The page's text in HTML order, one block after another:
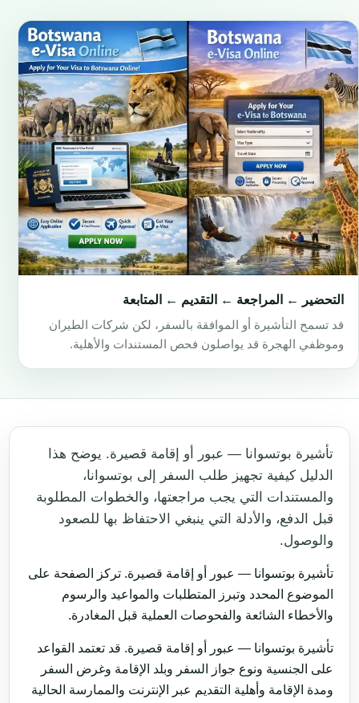
التحضير ← المراجعة ← التقديم ← المتابعة
قد تسمح التأشيرة أو الموافقة بالسفر، لكن شركات الطيران
وموظفي الهجرة قد يواصلون فحص المستندات والأهلية.
تأشيرة بوتسوانا — عبور أو إقامة قصيرة. يوضح هذا
الدليل كيفية تجهيز طلب السفر إلى بوتسوانا،
والمستندات التي يجب مراجعتها، والخطوات المطلوبة
قبل الدفع، والأدلة التي ينبغي الاحتفاظ بها للصعود
والوصول.
تأشيرة بوتسوانا — عبور أو إقامة قصيرة. تركز الصفحة على
الموضوع المحدد وتبرز المتطلبات والمواعيد والرسوم
والأخطاء الشائعة والفحوصات العملية قبل المغادرة.
تأشيرة بوتسوانا — عبور أو إقامة قصيرة. قد تعتمد القواعد
على الجنسية ونوع جواز السفر وبلد الإقامة وغرض السفر
ومدة الإقامة وأهلية التقديم عبر الإنترنت والممارسة الحالية